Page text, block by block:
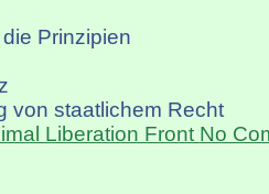
Prinzipien
von staatlichem Recht
Liberation Front No